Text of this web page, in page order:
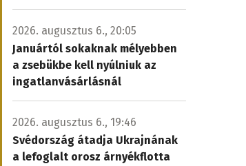
2026. augusztus 6., 20:05
Januártól sokaknak mélyebben
a zsebükbe kell nyúlniuk az
ingatlanvásárlásnál
2026. augusztus 6., 19:46
Svédország átadja Ukrajnának
a lefoglalt orosz árnyékflotta